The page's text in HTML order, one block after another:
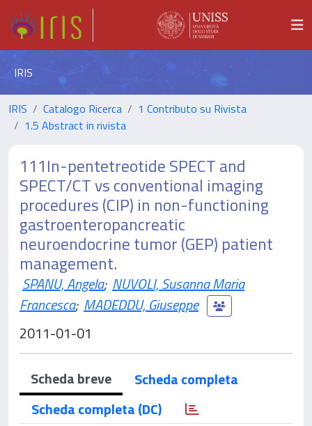
IRIS
IRIS Catalogo Ricerca
1 Contributo su Rivista
1.5 Abstract in rivista
111In-pentetreotide SPECT and
SPECT/CT vs conventional imaging
procedures (CIP) in non-functioning
gastroenteropancreatic
neuroendocrine tumor (GEP) patient
management.
SPANU, Angela; NUVOLI, Susanna Maria
Francesca; MADEDDU, Giuseppe
2011-01-01
Scheda breve
Scheda completa
Scheda completa (DC)